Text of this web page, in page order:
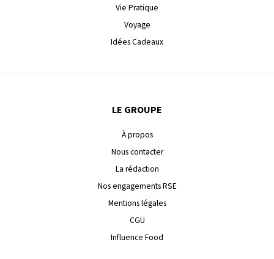
Vie Pratique
Voyage
Idées Cadeaux
LE GROUPE
À propos
Nous contacter
La rédaction
Nos engagements RSE
Mentions légales
CGU
Influence Food